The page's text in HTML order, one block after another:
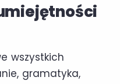
wszystkich
gramatyka,